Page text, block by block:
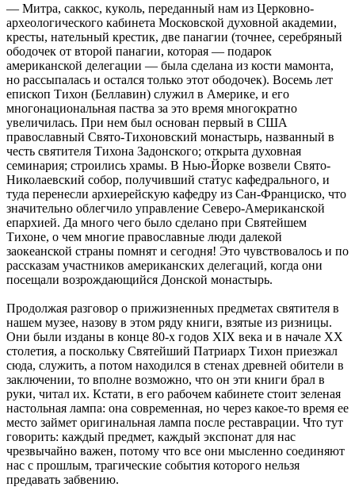
— Митра, саккос, куколь, переданный нам из Церковно-
археологического кабинета Московской духовной академии,
кресты, нательный крестик, две панагии (точнее, серебряный
ободочек от второй панагии, которая — подарок
американской делегации — была сделана из кости мамонта,
но рассыпалась и остался только этот ободочек). Восемь лет
епископ Тихон (Беллавин) служил в Америке, и его
многонациональная паства за это время многократно
увеличилась. При нем был основан первый в США
православный Свято-Тихоновский монастырь, названный в
честь святителя Тихона Задонского; открыта духовная
семинария; строились храмы. В Нью-Йорке возвели Свято-
Николаевский собор, получивший статус кафедрального, и
туда перенесли архиерейскую кафедру из Сан-Франциско, что
значительно облегчило управление Северо-Американской
епархией. Да много чего было сделано при Святейшем
Тихоне, о чем многие православные люди далекой
заокеанской страны помнят и сегодня! Это чувствовалось и по
рассказам участников американских делегаций, когда они
посещали возрождающийся Донской монастырь.
Продолжая разговор о прижизненных предметах святителя в
нашем музее, назову в этом ряду книги, взятые из ризницы.
Они были изданы в конце 80-х годов XIX века и в начале XX
столетия, а поскольку Святейший Патриарх Тихон приезжал
сюда, служить, а потом находился в стенах древней обители в
заключении, то вполне возможно, что он эти книги брал в
руки, читал их. Кстати, в его рабочем кабинете стоит зеленая
настольная лампа: она современная, но через какое-то время ее
место займет оригинальная лампа после реставрации. Что тут
говорить: каждый предмет, каждый экспонат для нас
чрезвычайно важен, потому что все они мысленно соединяют
нас с прошлым, трагические события которого нельзя
предавать забвению.